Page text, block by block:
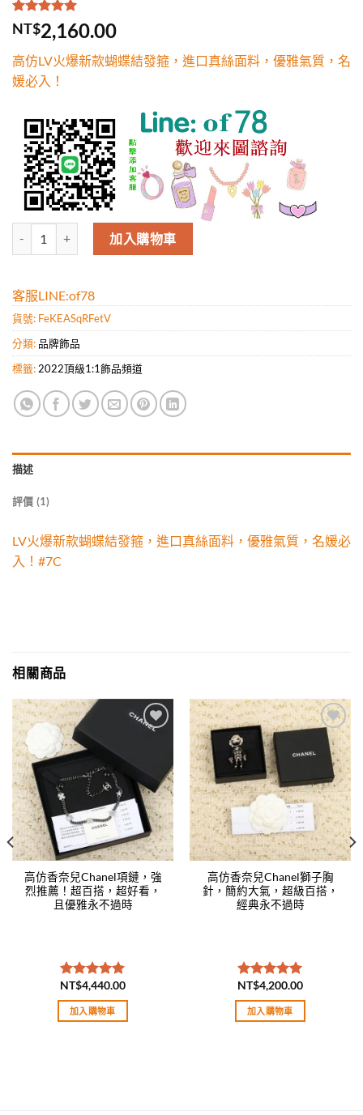
評分5.00 /
5，已有
1
位
分
NT$2,160.00
高仿LV火爆新款蝴蝶結發箍，進口真絲面料，優雅氣質，名
媛必入！
高仿LV火爆新款蝴蝶結發箍，進口真絲面料，優雅氣質，名媛必入！
加入購物車
客服LINE:of78
貨號: FeKEASqRFetV
分類: 品牌飾品
標籤: 2022頂級1:1飾品頻道
描述
評價 (1)
LV火爆新款蝴蝶結發箍，進口真絲面料，優雅氣質，名媛必
入！#7C
相關商品
高仿香奈兒Chanel項鏈，強
烈推薦！超百搭，超好看，
且優雅永不過時
評分5.00
滿分 5
NT$4,440.00
加入購物車
Add to
wishlist
高仿香奈兒Chanel獅子胸
針，簡約大氣，超級百搭，
經典永不過時
評分5.00
滿分 5
NT$4,200.00
加入購物車